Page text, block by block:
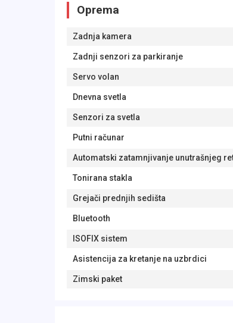
Oprema
Zadnja kamera
Zadnji senzori za parkiranje
Servo volan
Dnevna svetla
Senzori za svetla
Putni računar
Automatski zatamnjivanje unutrašnjeg
Tonirana stakla
Grejači prednjih sedišta
Bluetooth
ISOFIX sistem
Asistencija za kretanje na uzbrdici
Zimski paket